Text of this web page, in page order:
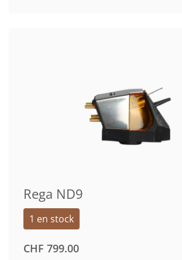
Rega ND9
1 en stock
CHF 799.00